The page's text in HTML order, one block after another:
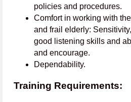
policies and procedures.
Comfort in working with
and frail elderly:
good listening skills and
and encourage.
Dependability.
Training Requirements: